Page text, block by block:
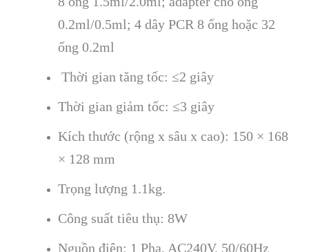
0.2ml/0.5ml; 4 dây PCR 8 ống hoặc 32
ống 0.2ml
Thời gian tăng tốc: ≤2 giây
Thời gian giảm tốc: ≤3 giây
Kích thước (rộng x sâu x cao): 150 × 168
× 128 mm
Trọng lượng 1.1kg.
Công suất tiêu thụ: 8W
Nguồn điện: 1 Pha, AC240V, 50/60Hz